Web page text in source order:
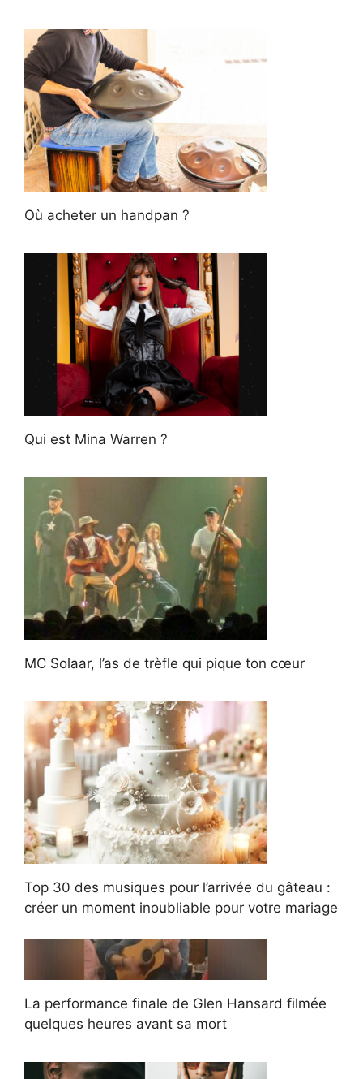
Où acheter un handpan ?
Qui est Mina Warren ?
MC Solaar, l’as de trèfle qui pique ton cœur
Top 30 des musiques pour l’arrivée du gâteau :
créer un moment inoubliable pour votre mariage
La performance finale de Glen Hansard filmée
quelques heures avant sa mort